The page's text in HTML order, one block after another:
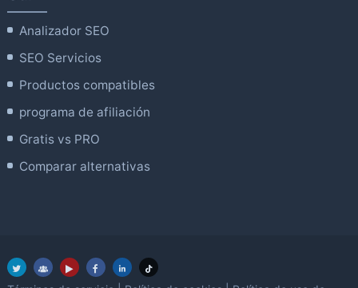
Analizador SEO
SEO Servicios
Productos compatibles
programa de afiliación
Gratis vs PRO
Comparar alternativas